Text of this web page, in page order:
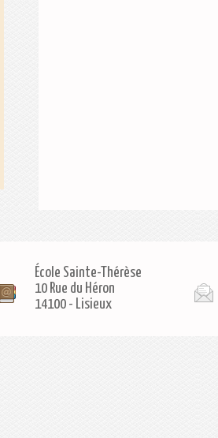
École Sainte-Thérèse
10 Rue du Héron
14100- Lisieux